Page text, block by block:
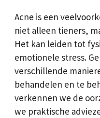
Acne is een
niet alleen tieners,
Het kan leiden tot
emotionele stress.
verschillende
behandelen en te
verkennen we de
we praktische